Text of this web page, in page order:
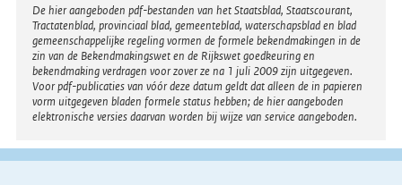
Disclaimer
De hier aangeboden pdf-bestanden van het Staatsblad, Staatscourant,
Tractatenblad, provinciaal blad, gemeenteblad, waterschapsblad en blad
gemeenschappelijke regeling vormen de formele bekendmakingen in de
zin van de Bekendmakingswet en de Rijkswet goedkeuring en
bekendmaking verdragen voor zover ze na 1 juli 2009 zijn uitgegeven.
Voor pdf-publicaties van vóór deze datum geldt dat alleen de in papieren
vorm uitgegeven bladen formele status hebben; de hier aangeboden
elektronische versies daarvan worden bij wijze van service aangeboden.